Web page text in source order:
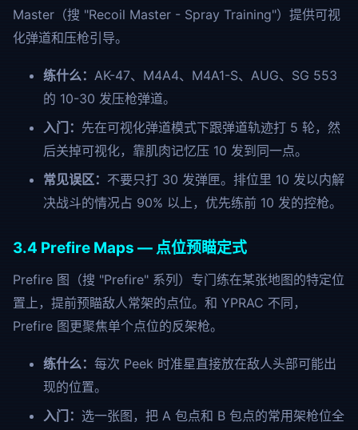
Master（搜 "Recoil Master - Spray Training"）提供可视
化弹道和压枪引导。
练什么： AK-47、M4A4、M4A1-S、AUG、SG 553
的 10-30 发压枪弹道。
入门： 先在可视化弹道模式下跟弹道轨迹打 5 轮，然
后关掉可视化，靠肌肉记忆压 10 发到同一点。
常见误区： 不要只打 30 发弹匣。排位里 10 发以内解
决战斗的情况占 90% 以上，优先练前 10 发的控枪。
3.4 Prefire Maps — 点位预瞄定式
Prefire 图（搜 "Prefire" 系列）专门练在某张地图的特定位
置上，提前预瞄敌人常架的点位。和 YPRAC 不同，
Prefire 图更聚焦单个点位的反架枪。
练什么： 每次 Peek 时准星直接放在敌人头部可能出
现的位置。
入门： 选一张图，把 A 包点和 B 包点的常用架枪位全